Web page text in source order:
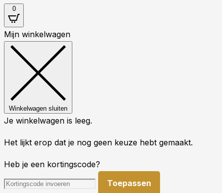
0
Mijn winkelwagen
Winkelwagen sluiten
Je winkelwagen is leeg.
Het lijkt erop dat je nog geen keuze hebt gemaakt.
Heb je een kortingscode?
Toepassen